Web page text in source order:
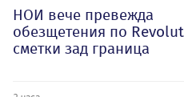
НОИ вече превежда
обезщетения по
сметки зад граница